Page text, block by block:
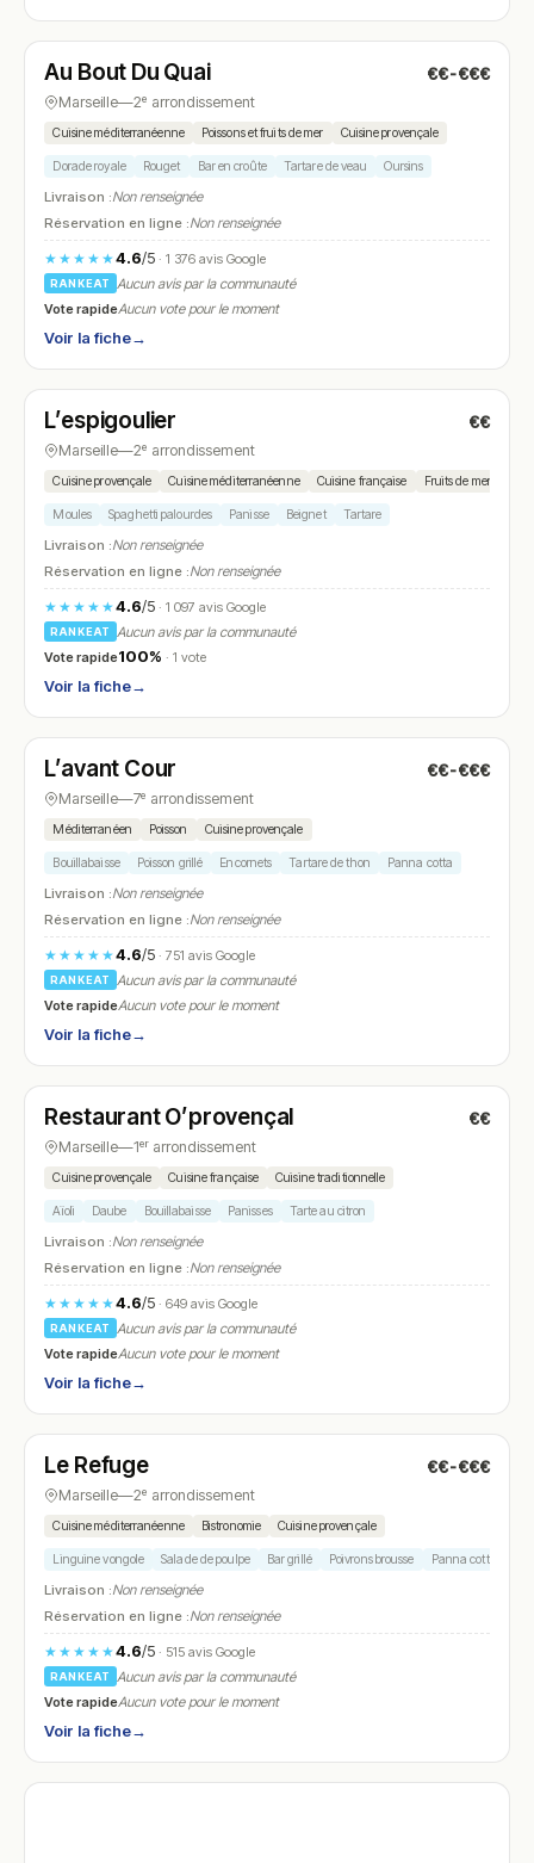
N° 24
Au Bout Du Quai €€-€€€
Marseille—2ᵉ arrondissement
Cuisine méditerranéenne Poissons et fruits de mer Cuisine provençale
Dorade royale Rouget Bar en croûte Tartare de veau Oursins
Livraison :Non renseignée
Réservation en ligne :Non renseignée
★★★★★4.6/5· 1 376 avis Google
RANKEAT
Aucun avis par la communauté
Vote rapideAucun vote pour le moment
Voir la fiche→
N° 25
L’espigoulier €€
Marseille—2ᵉ arrondissement
Cuisine provençale Cuisine méditerranéenne Cuisine française Fruits de mer
Moules Spaghetti palourdes Panisse Beignet Tartare
Livraison :Non renseignée
Réservation en ligne :Non renseignée
★★★★★4.6/5· 1 097 avis Google
RANKEAT
Aucun avis par la communauté
Vote rapide100% · 1 vote
Voir la fiche→
N° 26
L’avant Cour €€-€€€
Marseille—7ᵉ arrondissement
Méditerranéen Poisson Cuisine provençale
Bouillabaisse Poisson grillé Encornets Tartare de thon Panna cotta
Livraison :Non renseignée
Réservation en ligne :Non renseignée
★★★★★4.6/5· 751 avis Google
RANKEAT
Aucun avis par la communauté
Vote rapideAucun vote pour le moment
Voir la fiche→
N° 27
Restaurant O’provençal €€
Marseille—1ᵉʳ arrondissement
Cuisine provençale Cuisine française Cuisine traditionnelle
Aïoli Daube Bouillabaisse Panisses Tarte au citron
Livraison :Non renseignée
Réservation en ligne :Non renseignée
★★★★★4.6/5· 649 avis Google
RANKEAT
Aucun avis par la communauté
Vote rapideAucun vote pour le moment
Voir la fiche→
N° 28
Le Refuge €€-€€€
Marseille—2ᵉ arrondissement
Cuisine méditerranéenne Bistronomie Cuisine provençale
Linguine vongole Salade de poulpe Bar grillé Poivrons brousse Panna cotta
Livraison :Non renseignée
Réservation en ligne :Non renseignée
★★★★★4.6/5· 515 avis Google
RANKEAT
Aucun avis par la communauté
Vote rapideAucun vote pour le moment
Voir la fiche→